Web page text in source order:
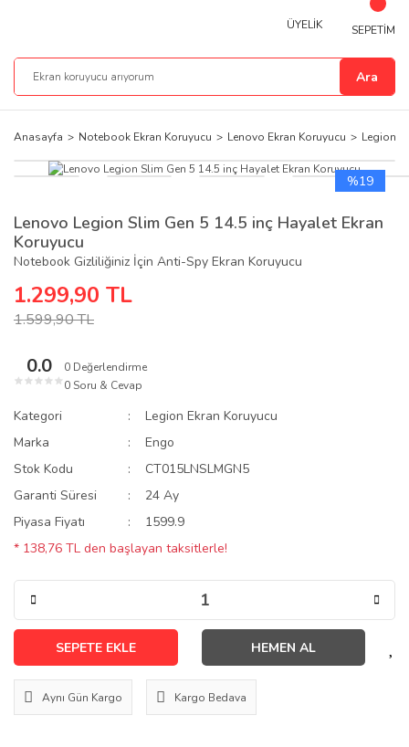
Ara
ÜYELİK SEPETİM
Anasayfa Notebook Ekran Koruyucu Lenovo Ekran Koruyucu Legion
%19
Lenovo Legion Slim Gen 5 14.5 inç Hayalet Ekran
Koruyucu
Notebook Gizliliğiniz İçin Anti-Spy Ekran Koruyucu
1.299,90 TL
1.599,90 TL
0.0
★ ★ ★ ★ ★
0 Değerlendirme
0 Soru & Cevap
Kategori
Legion Ekran Koruyucu
Marka
Engo
Stok Kodu
CT015LNSLMGN5
Garanti Süresi
24 Ay
Piyasa Fiyatı
1599.9
* 138,76 TL den başlayan taksitlerle!
SEPETE EKLE HEMEN AL
Aynı Gün Kargo Kargo Bedava